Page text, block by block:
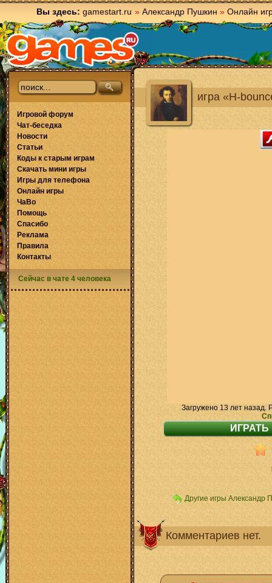
Вы здесь: gamestart.ru » Александр Пушкин » Онлайн
игра «H-
Загружено 13 лет назад.
Другие игры Александр
Комментариев нет.
Игровой форум
Чат-беседка
Новости
Статьи
Коды к старым играм
Скачать мини игры
Игры для телефона
Онлайн игры
ЧаВо
Помощь
Спасибо
Реклама
Правила
Контакты
Сейчас в чате 4 человека